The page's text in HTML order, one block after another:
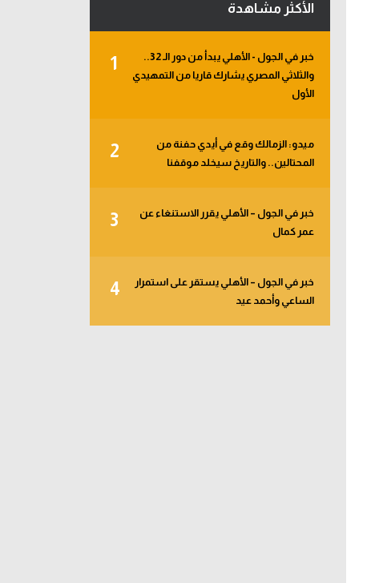
الأكثر مشاهدة
1
خبر في الجول - الأهلي يبدأ من دور الـ 32..
والثلاثي المصري يشارك قاريا من التمهيدي
الأول
2
ميدو: الزمالك وقع في أيدي حفنة من
المحتالين.. والتاريخ سيخلد موقفنا
3
خبر في الجول – الأهلي يقرر الاستنغاء عن
عمر كمال
4
خبر في الجول – الأهلي يستقر على استمرار
الساعي وأحمد عيد